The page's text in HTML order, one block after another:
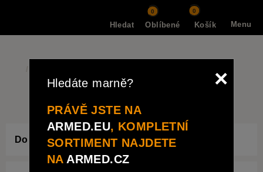
Menu
Hledat
0
Oblíbené Košík
0
Doplňky
×
Hledáte marně?
PRÁVĚ JSTE NA
ARMED.EU, KOMPLETNÍ
SORTIMENT NAJDETE
NA ARMED.CZ